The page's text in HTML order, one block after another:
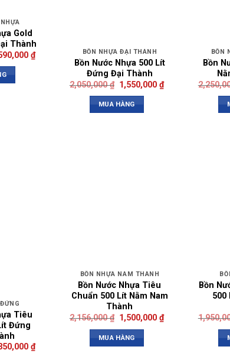
Gold
Thành
₫ BỒN NHỰA ĐẠI THÀNH
Bồn Nước Nhựa 500 Lít
Đứng Đại Thành
2,050,000₫ 1,550,000₫
MUA HÀNG
BỒN
Bồn
Tiêu
Đứng
₫
BỒN NHỰA NAM THÀNH
Bồn Nước Nhựa Tiêu
Chuẩn 500 Lít Nằm Nam
Thành
2,156,000₫ 1,500,000₫
MUA HÀNG
Bồn
500